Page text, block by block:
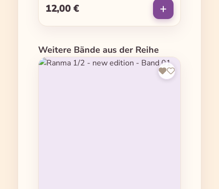
Regulärer Preis:
12,00 €
Produktgalerie überspringen
Weitere Bände aus der Reihe